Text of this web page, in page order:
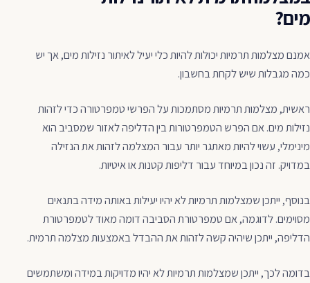
מים?
אמנם מצלמות תרמיות יכולות להיות כלי יעיל לאיתור נזילות מים, אך יש
כמה מגבלות שיש לקחת בחשבון.
ראשית, מצלמות תרמיות מסתמכות על הפרשי טמפרטורה כדי לזהות
נזילות מים. אם הפרש הטמפרטורות בין הדליפה לאזור שמסביב הוא
מינימלי, עשוי להיות מאתגר יותר עבור המצלמה לזהות את הנזילה
במדויק. זה נכון במיוחד עבור דליפות קטנות או איטיות.
בנוסף, ייתכן שמצלמות תרמיות לא יהיו יעילות באותה מידה בתנאים
מסוימים. לדוגמה, אם טמפרטורת הסביבה דומה מאוד לטמפרטורת
הדליפה, ייתכן שיהיה קשה לזהות את ההבדל באמצעות מצלמה תרמית.
בדומה לכך, ייתכן שמצלמות תרמיות לא יהיו מדויקות במידה ומשתמשים